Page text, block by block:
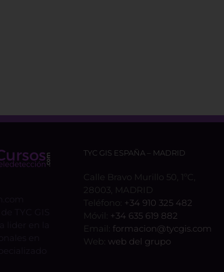
TYC GIS ESPAÑA – MADRID
Calle Bravo Murillo 50, 1ºC,
28003, MADRID
Teléfono: +34 910 325 482
Móvil: +34 635 619 882
Email: formacion@tycgis.com
Web: web del grupo